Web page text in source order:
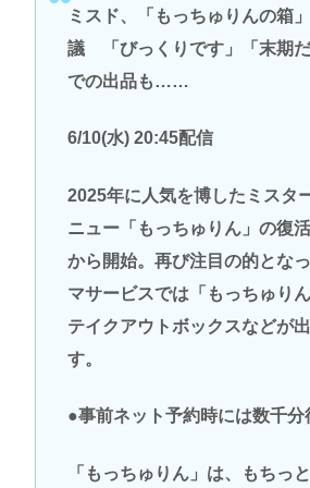
ミスド、「もっちゅりんの箱
議 「びっくりです」「末期
での出品も……
6/10(水) 20:45配信
2025年に人気を博したミスタ
ニュー「もっちゅりん」の復
から開始。再び注目の的とな
マサービスでは「もっちゅり
テイクアウトボックスなどが
す。
●事前ネット予約時には数千分
「もっちゅりん」は、もちっ